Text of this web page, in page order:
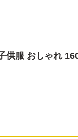
服 おしゃれ